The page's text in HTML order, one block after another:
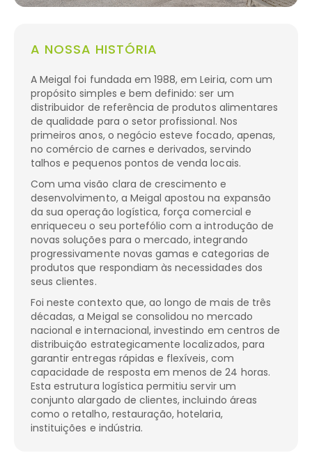
A NOSSA HISTÓRIA
A Meigal foi fundada em 1988, em Leiria, com um
propósito simples e bem definido: ser um
distribuidor de referência de produtos alimentares
de qualidade para o setor profissional. Nos
primeiros anos, o negócio esteve focado, apenas,
no comércio de carnes e derivados, servindo
talhos e pequenos pontos de venda locais.
Com uma visão clara de crescimento e
desenvolvimento, a Meigal apostou na expansão
da sua operação logística, força comercial e
enriqueceu o seu portefólio com a introdução de
novas soluções para o mercado, integrando
progressivamente novas gamas e categorias de
produtos que respondiam às necessidades dos
seus clientes.
Foi neste contexto que, ao longo de mais de três
décadas, a Meigal se consolidou no mercado
nacional e internacional, investindo em centros de
distribuição estrategicamente localizados, para
garantir entregas rápidas e flexíveis, com
capacidade de resposta em menos de 24 horas.
Esta estrutura logística permitiu servir um
conjunto alargado de clientes, incluindo áreas
como o retalho, restauração, hotelaria,
instituições e indústria.